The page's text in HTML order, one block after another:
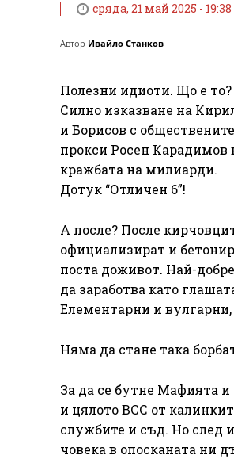
сряда, 21 май 2025 - 19:38
Автор Ивайло Станков
Полезни идиоти. Що е то?
Силно изказване на
и Борисов с
прокси Росен Карадимов
кражбата на милиарди.
Дотук “Отличен 6”!
А после? После
официализират и
поста доживот. Най-
да заработва като
Елементарни и
Няма да стане така
За да се бутне Мафията
и цялото ВСС от
службите и съд. Но след
човека в опосканата ни